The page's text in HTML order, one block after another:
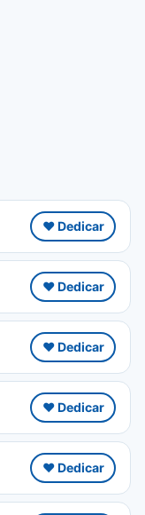
❤️ Dedicar
❤️ Dedicar
❤️ Dedicar
❤️ Dedicar
❤️ Dedicar